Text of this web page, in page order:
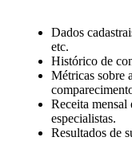
Dados
etc.
Histórico de
Métricas sobre
Receita mensal
especialistas.
Resultados de